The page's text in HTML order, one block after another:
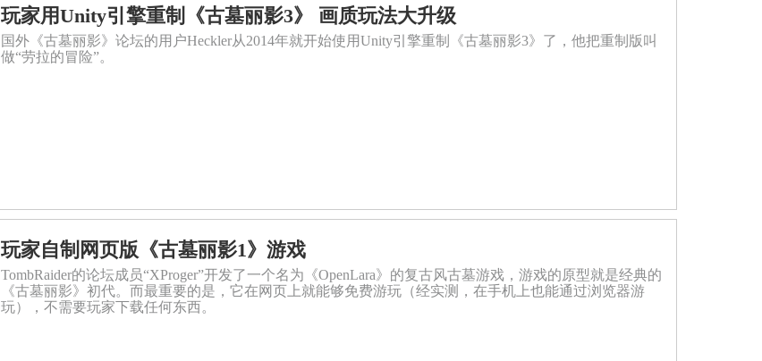
玩家用Unity引擎重制《古墓丽影3》 画质玩法大升级
国外《古墓丽影》论坛的用户Heckler从2014年就开始使用Unity引擎重制《古墓丽影3》了，他把重制版叫
做“劳拉的冒险”。
玩家自制网页版《古墓丽影1》游戏
TombRaider的论坛成员“XProger”开发了一个名为《OpenLara》的复古风古墓游戏，游戏的原型就是经典的
《古墓丽影》初代。而最重要的是，它在网页上就能够免费游玩（经实测，在手机上也能通过浏览器游
玩），不需要玩家下载任何东西。